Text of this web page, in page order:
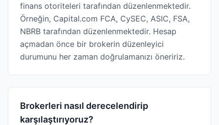
finans otoriteleri tarafından düzenlenmektedir.
Örneğin, Capital.com FCA, CySEC, ASIC, FSA,
NBRB tarafından düzenlenmektedir. Hesap
açmadan önce bir brokerin düzenleyici
durumunu her zaman doğrulamanızı öneririz.
Brokerleri nasıl derecelendirip
karşılaştırıyoruz?